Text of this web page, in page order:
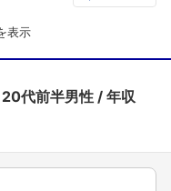
表示
20代前半男性
年収